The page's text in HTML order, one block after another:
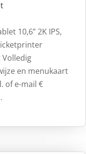
10,6” 2K IPS,
en menukaart
of e-mail €